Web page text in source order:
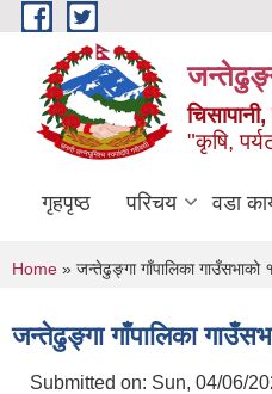
Skip to main content
"कृषि,
गृहपृष्ठ परिचय वडा
You are here
Home » जन्तेढुङ्गा गाँपालिका
जन्तेढुङ्गा गाँपालिका
Submitted on: Sun, 04/06/